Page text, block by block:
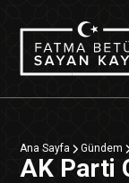
Ana Sayfa Gündem
AK Parti